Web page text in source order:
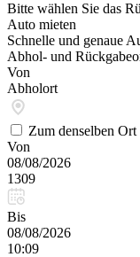
Bitte wählen Sie das
Auto mieten
Schnelle und genaue
Abhol- und
Von
Abholort
Zum denselben
Von
08/08/2026
1309
Bis
08/08/2026
10:09